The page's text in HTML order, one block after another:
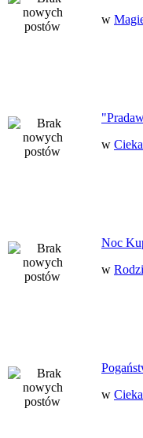
w
w
Noc
w
w